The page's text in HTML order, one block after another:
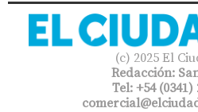
(c) 2025 El
Redacción:
Tel: +54 (0341)